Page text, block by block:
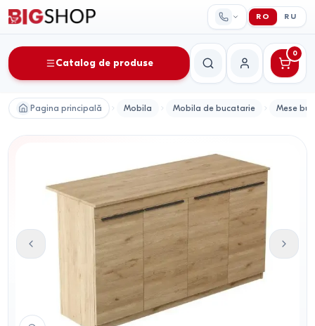
RO RU
Catalog de produse
CăutareContul meu
0
Pagina principală Mobila Mobila de bucatarie Mese